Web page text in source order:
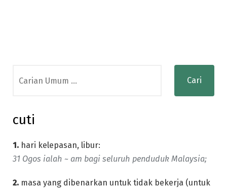
for:
cuti
1. hari kelepasan, libur:
31 Ogos ialah ~ am bagi seluruh penduduk Malaysia;
2. masa yang dibenarkan untuk tidak bekerja (untuk